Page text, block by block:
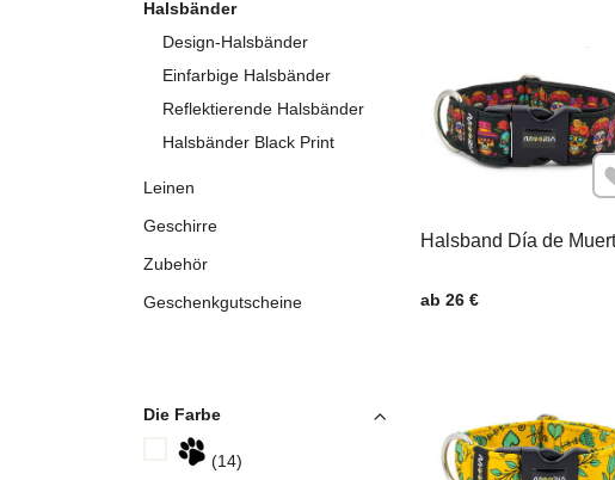
Halsband Día de
Preis mit MwSt.
ab 26 €
Halsbänder
Design-Halsbänder
Einfarbige Halsbänder
Reflektierende Halsbänder
Halsbänder Black Print
Leinen
Geschirre
Zubehör
Geschenkgutscheine
Die Farbe
(14)